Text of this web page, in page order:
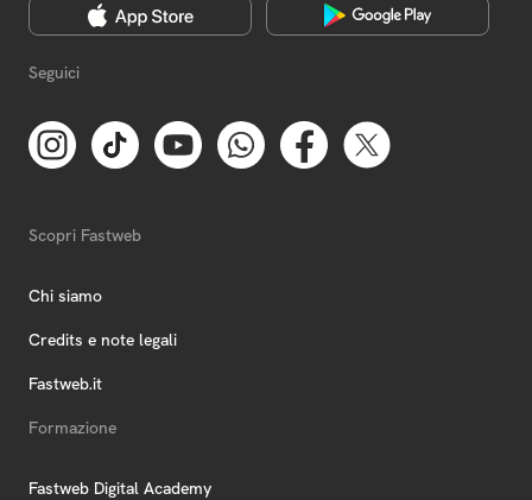
Seguici
Scopri Fastweb
Chi siamo
Credits e note legali
Fastweb.it
Formazione
Fastweb Digital Academy